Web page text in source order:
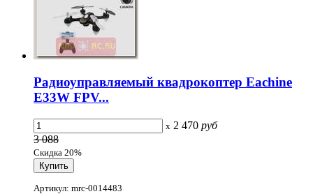
Радиоуправляемый квадрокоптер Eachine
E33W FPV...
x 2 470 руб
3 088
Скидка 20%
Артикул: mrc-0014483